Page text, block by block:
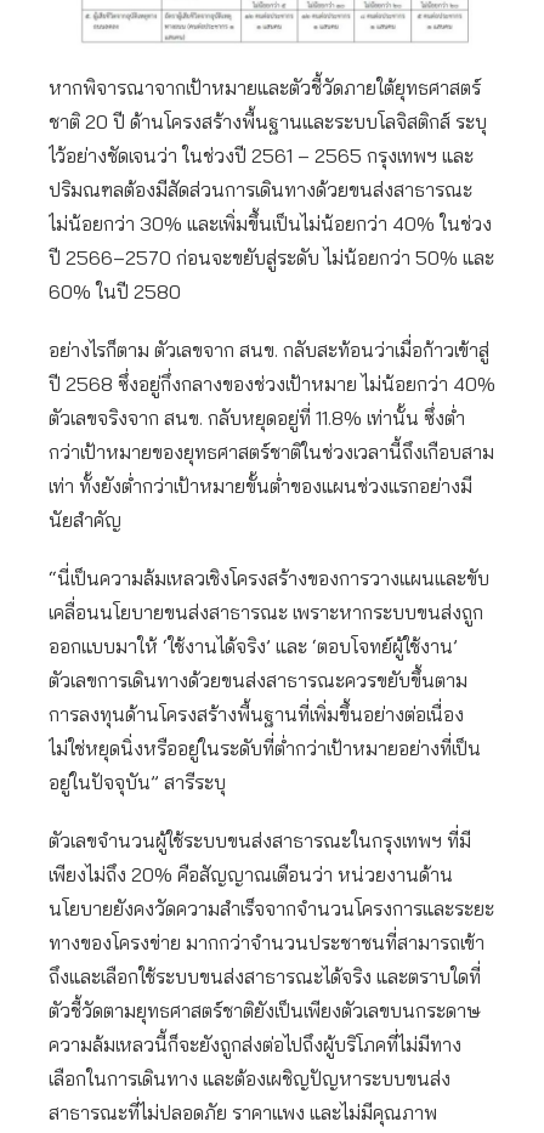
หากพิจารณาจากเป้าหมายและตัวชี้วัดภายใต้ยุทธศาสตร์
ชาติ 20 ปี ด้านโครงสร้างพื้นฐานและระบบโลจิสติกส์ ระบุ
ไว้อย่างชัดเจนว่า ในช่วงปี 2561 – 2565 กรุงเทพฯ และ
ปริมณฑลต้องมีสัดส่วนการเดินทางด้วยขนส่งสาธารณะ
ไม่น้อยกว่า 30% และเพิ่มขึ้นเป็นไม่น้อยกว่า 40% ในช่วง
ปี 2566–2570 ก่อนจะขยับสู่ระดับ ไม่น้อยกว่า 50% และ
60% ในปี 2580
อย่างไรก็ตาม ตัวเลขจาก สนข. กลับสะท้อนว่าเมื่อก้าวเข้าสู่
ปี 2568 ซึ่งอยู่กึ่งกลางของช่วงเป้าหมาย ไม่น้อยกว่า 40%
ตัวเลขจริงจาก สนข. กลับหยุดอยู่ที่ 11.8% เท่านั้น ซึ่งต่ำ
กว่าเป้าหมายของยุทธศาสตร์ชาติในช่วงเวลานี้ถึงเกือบสาม
เท่า ทั้งยังต่ำกว่าเป้าหมายขั้นต่ำของแผนช่วงแรกอย่างมี
นัยสำคัญ
“นี่เป็นความล้มเหลวเชิงโครงสร้างของการวางแผนและขับ
เคลื่อนนโยบายขนส่งสาธารณะ เพราะหากระบบขนส่งถูก
ออกแบบมาให้ ‘ใช้งานได้จริง’ และ ‘ตอบโจทย์ผู้ใช้งาน’
ตัวเลขการเดินทางด้วยขนส่งสาธารณะควรขยับขึ้นตาม
การลงทุนด้านโครงสร้างพื้นฐานที่เพิ่มขึ้นอย่างต่อเนื่อง
ไม่ใช่หยุดนิ่งหรืออยู่ในระดับที่ต่ำกว่าเป้าหมายอย่างที่เป็น
อยู่ในปัจจุบัน” สารีระบุ
ตัวเลขจำนวนผู้ใช้ระบบขนส่งสาธารณะในกรุงเทพฯ ที่มี
เพียงไม่ถึง 20% คือสัญญาณเตือนว่า หน่วยงานด้าน
นโยบายยังคงวัดความสำเร็จจากจำนวนโครงการและระยะ
ทางของโครงข่าย มากกว่าจำนวนประชาชนที่สามารถเข้า
ถึงและเลือกใช้ระบบขนส่งสาธารณะได้จริง และตราบใดที่
ตัวชี้วัดตามยุทธศาสตร์ชาติยังเป็นเพียงตัวเลขบนกระดาษ
ความล้มเหลวนี้ก็จะยังถูกส่งต่อไปถึงผู้บริโภคที่ไม่มีทาง
เลือกในการเดินทาง และต้องเผชิญปัญหาระบบขนส่ง
สาธารณะที่ไม่ปลอดภัย ราคาแพง และไม่มีคุณภาพ